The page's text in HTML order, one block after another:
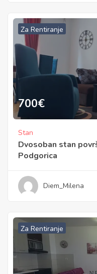
Za Rentiranje
700€
Stan
Dvosoban stan
Podgorica
Diem_Milena
Za Rentiranje